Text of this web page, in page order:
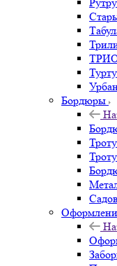
Бордюры